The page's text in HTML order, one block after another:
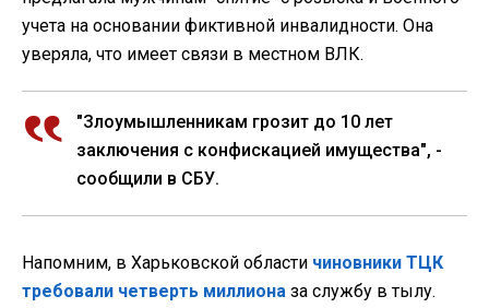
учета на основании фиктивной инвалидности. Она
уверяла, что имеет связи в местном ВЛК.
"Злоумышленникам грозит до 10 лет
заключения с конфискацией имущества", -
сообщили в СБУ.
Напомним, в Харьковской области чиновники ТЦК
требовали четверть миллиона за службу в тылу.